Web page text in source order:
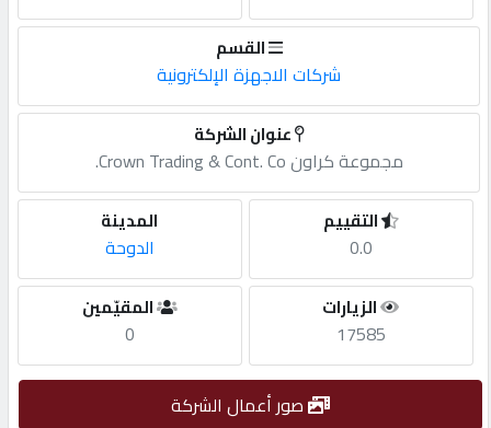
English
أضف
طلب
القسم
شركات الاجهزة الإلكترونية
عنوان الشركة
مجموعة كراون Crown Trading & Cont. Co.
المدينة
الدوحة
التقييم
0.0
المقيّمين
0
الزيارات
17585
صور أعمال الشركة